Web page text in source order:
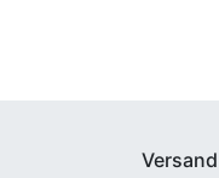
Versand